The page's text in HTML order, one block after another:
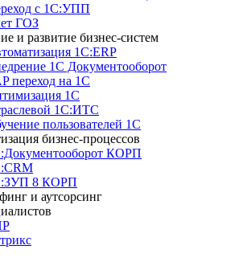
с 1С:УПП
ГОЗ
и развитие бизнес-систем
1С:ERP
1С Документооборот
переход на 1С
1С
1С:ИТС
пользователей 1С
бизнес-процессов
КОРП
8 КОРП
и аутсорсинг